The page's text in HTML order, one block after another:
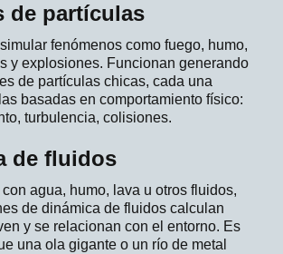
de partículas
fenómenos como fuego, humo,
y explosiones. Funcionan generando
de partículas chicas, cada una
basadas en comportamiento físico:
turbulencia, colisiones.
de fluidos
agua, humo, lava u otros fluidos,
de dinámica de fluidos calculan
y se relacionan con el entorno. Es
una ola gigante o un río de metal